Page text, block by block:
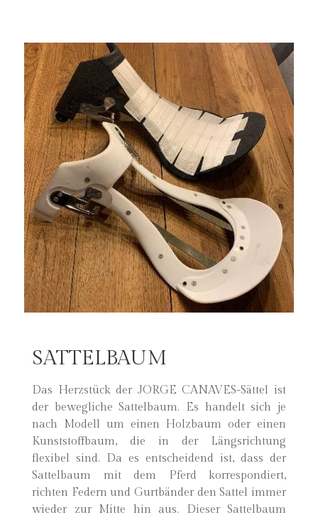
SATTELBAUM
Das Herzstück der JORGE CANAVES-Sättel ist
der bewegliche Sattelbaum. Es handelt sich je
nach Modell um einen Holzbaum oder einen
Kunststoffbaum, die in der Längsrichtung
flexibel sind. Da es entscheidend ist, dass der
Sattelbaum mit dem Pferd korrespondiert,
richten Federn und Gurtbänder den Sattel immer
wieder zur Mitte hin aus. Dieser Sattelbaum